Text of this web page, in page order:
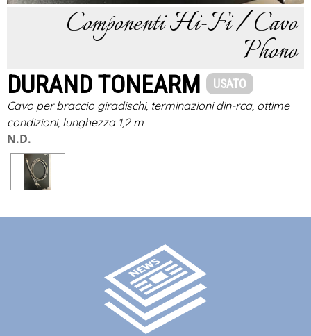
Componenti Hi-Fi / Cavo
Phono
DURAND TONEARM USATO
Cavo per braccio giradischi, terminazioni din-rca, ottime
condizioni, lunghezza 1,2 m
N.D.